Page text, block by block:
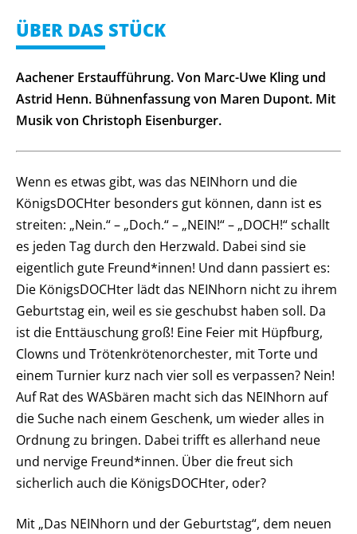
ÜBER DAS STÜCK
Aachener Erstaufführung. Von Marc-Uwe Kling und
Astrid Henn. Bühnenfassung von Maren Dupont. Mit
Musik von Christoph Eisenburger.
Wenn es etwas gibt, was das NEINhorn und die
KönigsDOCHter besonders gut können, dann ist es
streiten: „Nein.“ – „Doch.“ – „NEIN!“ – „DOCH!“ schallt
es jeden Tag durch den Herzwald. Dabei sind sie
eigentlich gute Freund*innen! Und dann passiert es:
Die KönigsDOCHter lädt das NEINhorn nicht zu ihrem
Geburtstag ein, weil es sie geschubst haben soll. Da
ist die Enttäuschung groß! Eine Feier mit Hüpfburg,
Clowns und Trötenkrötenorchester, mit Torte und
einem Turnier kurz nach vier soll es verpassen? Nein!
Auf Rat des WASbären macht sich das NEINhorn auf
die Suche nach einem Geschenk, um wieder alles in
Ordnung zu bringen. Dabei trifft es allerhand neue
und nervige Freund*innen. Über die freut sich
sicherlich auch die KönigsDOCHter, oder?
Mit „Das NEINhorn und der Geburtstag“, dem neuen